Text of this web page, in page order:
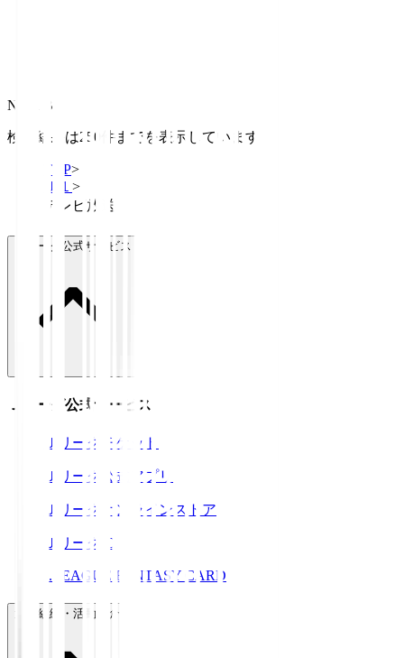
NHK BS
検索結果は250件までを表示しています
TOP>
Ｊ１ >
テレビ放送
Ｊリーグ公式サービス
Ｊリーグ公式サービス
Ｊリーグチケット
Ｊリーグ公式アプリ
Ｊリーグオンラインストア
ＪリーグID
J.LEAGUE FANTASY CARD
運営組織・活動紹介